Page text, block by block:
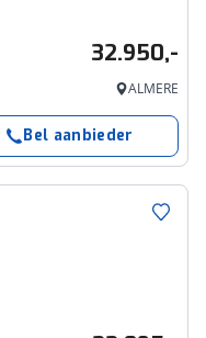
32.950,-
ALMERE
Bel aanbieder